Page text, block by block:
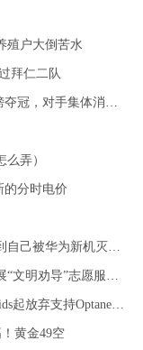
殖户大倒苦水
拜仁二队
"AI百模大战"首日，百度“文心一言”免费榜夺冠，对手集体消失很荒诞
弄）
的分时电价
再打赢一个上甘岭！雷蒙多访华，却没料到自己被华为新机灭了威风
城市社区鱼堡子社区新时代文明实践站开展“文明劝导”志愿服务活动
英特尔加快清退傲腾业务：自Emerald Rapids起放弃支持Optane产品
黄金49空